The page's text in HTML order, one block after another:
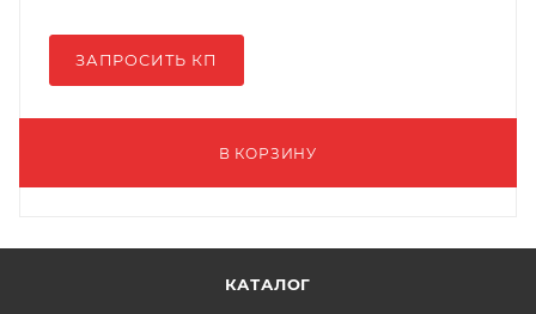
ЗАПРОСИТЬ КП
В КОРЗИНУ
КАТАЛОГ